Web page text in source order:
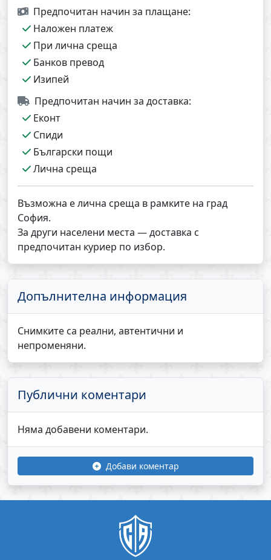
Предпочитан начин за плащане:
Наложен платеж
При лична среща
Банков превод
Изипей
Предпочитан начин за доставка:
Еконт
Спиди
Български пощи
Лична среща
Възможна е лична среща в рамките на град
София.
За други населени места — доставка с
предпочитан куриер по избор.
Допълнителна информация
Снимките са реални, автентични и
непроменяни.
Публични коментари
Няма добавени коментари.
Добави коментар